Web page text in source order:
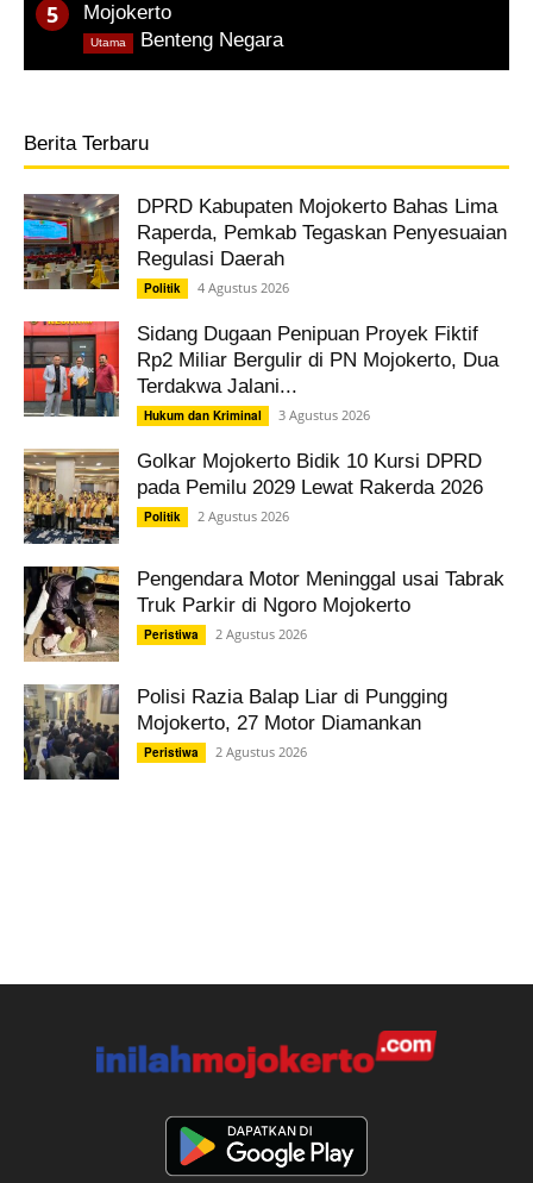
Mojokerto
Benteng Negara,
Utama
Berita Terbaru
DPRD Kabupaten Mojokerto Bahas Lima
Raperda, Pemkab Tegaskan Penyesuaian
Regulasi Daerah
Politik 4 Agustus 2026
Sidang Dugaan Penipuan Proyek Fiktif
Rp2 Miliar Bergulir di PN Mojokerto, Dua
Terdakwa Jalani...
Hukum dan Kriminal 3 Agustus 2026
Golkar Mojokerto Bidik 10 Kursi DPRD
pada Pemilu 2029 Lewat Rakerda 2026
Politik 2 Agustus 2026
Pengendara Motor Meninggal usai Tabrak
Truk Parkir di Ngoro Mojokerto
Peristiwa 2 Agustus 2026
Polisi Razia Balap Liar di Pungging
Mojokerto, 27 Motor Diamankan
Peristiwa 2 Agustus 2026